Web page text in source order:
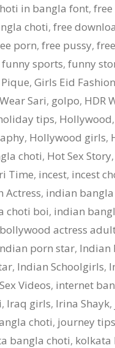
in bangla font, free
choti, free
porn, free pussy,
funny sports, funny
, Girls Eid Fashion
Sari, golpo, HDR
tips, Hollywood,
, Hollywood girls,
choti, Hot Sex Story,
Time, incest, incest
Actress, indian
choti boi, indian
actress
porn star, Indian
, Indian Schoolgirls,
Videos, internet
, Iraq girls, Irina Shayk,
choti, journey tips
bangla choti, kolkata